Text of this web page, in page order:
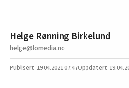
Helge Rønning Birkelund
helge@lomedia.no
19.04.202107:47